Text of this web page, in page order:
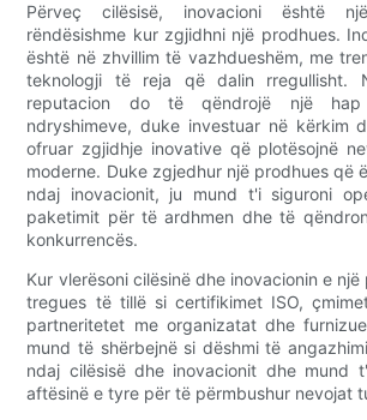
Përveç cilësisë, inovacioni është
rëndësishme kur zgjidhni një prodhues.
është në zhvillim të vazhdueshëm, me
teknologji të reja që dalin rregullisht.
reputacion do të qëndrojë një hap
ndryshimeve, duke investuar në kërkim
ofruar zgjidhje inovative që plotësojnë
moderne. Duke zgjedhur një prodhues që
ndaj inovacionit, ju mund t'i siguroni
paketimit për të ardhmen dhe të
konkurrencës.
Kur vlerësoni cilësinë dhe inovacionin e
tregues të tillë si certifikimet ISO,
partneritetet me organizatat dhe
mund të shërbejnë si dëshmi të
ndaj cilësisë dhe inovacionit dhe mund
aftësinë e tyre për të përmbushur nevojat